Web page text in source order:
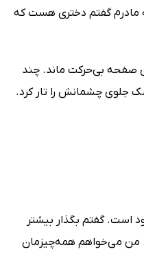
مادرم گفتم دختری هست که
بی‌حرکت ماند. چند
جلوی چشمانش را تار کرد.
است. گفتم بگذار بیشتر
من می‌خواهم همه‌چیزمان